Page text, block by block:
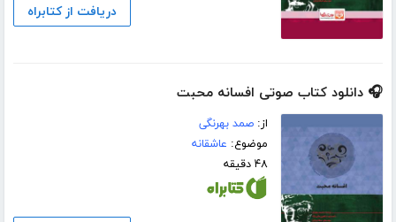
دریافت از کتابراه
🎧 دانلود کتاب صوتی افسانه محبت
از:صمد بهرنگی
موضوع: عاشقانه
۴۸ دقیقه